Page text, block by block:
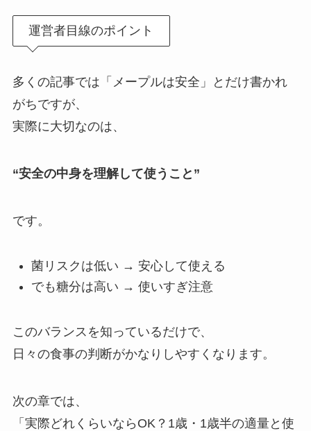
運営者目線のポイント
多くの記事では「メープルは安全」とだけ書かれ
がちですが、
実際に大切なのは、
“安全の中身を理解して使うこと”
です。
菌リスクは低い → 安心して使える
でも糖分は高い → 使いすぎ注意
このバランスを知っているだけで、
日々の食事の判断がかなりしやすくなります。
次の章では、
「実際どれくらいならOK？1歳・1歳半の適量と使